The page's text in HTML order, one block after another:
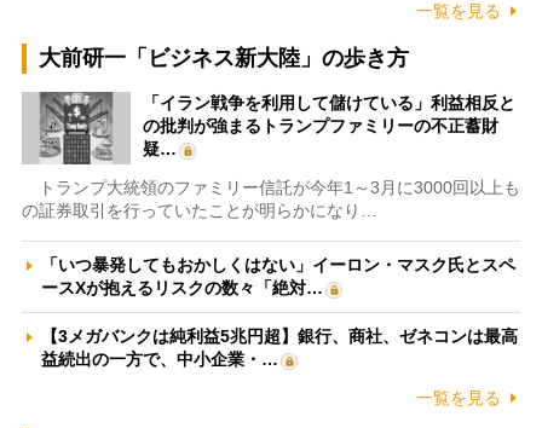
一覧を見る
大前研一「ビジネス新大陸」の歩き方
「イラン戦争を利用して儲けている」利益相反と
の批判が強まるトランプファミリーの不正蓄財
疑…
トランプ大統領のファミリー信託が今年1～3月に3000回以上も
の証券取引を行っていたことが明らかになり…
「いつ暴発してもおかしくはない」イーロン・マスク氏とスペ
ースXが抱えるリスクの数々「絶対…
【3メガバンクは純利益5兆円超】銀行、商社、ゼネコンは最高
益続出の一方で、中小企業・…
一覧を見る